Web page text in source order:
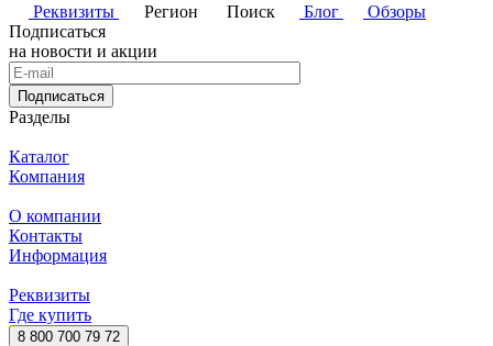
Реквизиты
Регион Поиск Блог
Обзоры
Подписаться
на новости и акции
Подписаться
Разделы
Каталог
Компания
О компании
Контакты
Информация
Реквизиты
Где купить
8 800 700 79 72